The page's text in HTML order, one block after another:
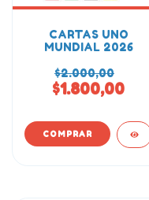
CARTAS UNO
MUNDIAL 2026
$2.000,00
$1.800,00